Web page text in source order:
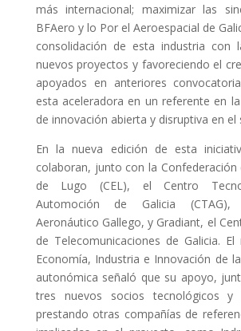
más internacional; maximizar las
BFAero y lo Por el Aeroespacial de
consolidación de esta industria con
nuevos proyectos y favoreciendo el
apoyados en anteriores
esta aceleradora en un referente en
de innovación abierta y disruptiva en el
En la nueva edición de esta
colaboran, junto con la Confederación
de Lugo (CEL), el Centro
Automoción de Galicia
Aeronáutico Gallego, y Gradiant, el
de Telecomunicaciones de Galicia. El
Economía, Industria e Innovación de
autonómica señaló que su apoyo,
tres nuevos socios tecnológicos
prestando otras compañías de